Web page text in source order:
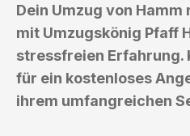
Dein Umzug von
mit Umzugskönig Pfaff
stressfreien Erfahrung.
für ein kostenloses
ihrem umfangreichen